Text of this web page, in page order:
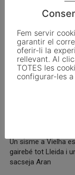
ETIQUETES
Facebook
Un sisme a Vielha
gairebé tot Lleida i
sacseja Aran
Fem servir
garantir el
oferir-li la
rellevant. Al
TOTES les
configurar-les